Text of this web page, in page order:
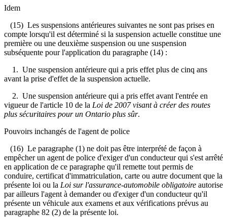
Idem
(15) Les suspensions antérieures suivantes ne sont pas prises en
compte lorsqu'il est déterminé si la suspension actuelle constitue une
première ou une deuxième suspension ou une suspension
subséquente pour l'application du paragraphe (14) :
1. Une suspension antérieure qui a pris effet plus de cinq ans
avant la prise d'effet de la suspension actuelle.
2. Une suspension antérieure qui a pris effet avant l'entrée en
vigueur de l'article 10 de la Loi de 2007 visant à créer des routes
plus sécuritaires pour un Ontario plus sûr.
Pouvoirs inchangés de l'agent de police
(16) Le paragraphe (1) ne doit pas être interprété de façon à
empêcher un agent de police d'exiger d'un conducteur qui s'est arrêté
en application de ce paragraphe qu'il remette tout permis de
conduire, certificat d'immatriculation, carte ou autre document que la
présente loi ou la Loi sur l'assurance-automobile obligatoire autorise
par ailleurs l'agent à demander ou d'exiger d'un conducteur qu'il
présente un véhicule aux examens et aux vérifications prévus au
paragraphe 82 (2) de la présente loi.